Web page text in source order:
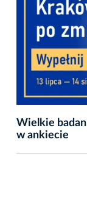
Wielkie
w ankiecie